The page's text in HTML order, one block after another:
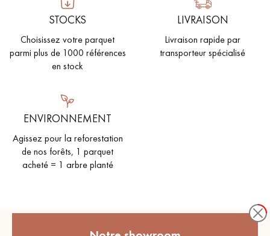
PARQUET LAMES LARGES XXL PARQUET EN CHÊNE
ACCESSOIRES PARQUET
D'INTÉRIEUR
Nos conseillers sont disponibles au
09-8899140
Nos experts sont à votre disposition pour vous guider pas à
STOCKS
Choisissez votre parquet
parmi plus de 1000 références
en stock
LIVRAISON
Livraison rapide par
transporteur spécialisé
ENVIRONNEMENT
Agissez pour la reforestation
de nos forêts, 1 parquet
acheté = 1 arbre planté